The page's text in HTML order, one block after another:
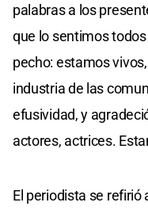
palabras a los
que lo sentimos
pecho: estamos
industria de las
efusividad, y
actores, actrices.
El periodista se